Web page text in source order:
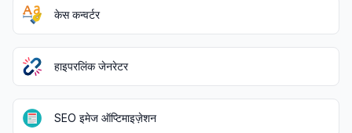
केस कन्वर्टर
हाइपरलिंक जेनरेटर
SEO इमेज ऑप्टिमाइज़ेशन